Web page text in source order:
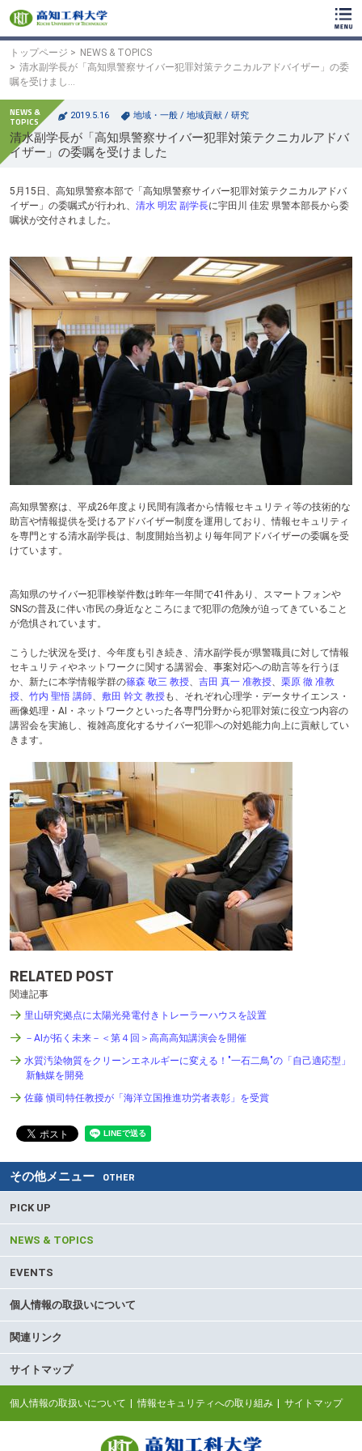
ッ
テ
ン
トップページ
NEWS & TOPICS
清水副学長が「高知県警察サイバー犯罪対策テクニカルアドバイザー」の委
嘱を受けまし…
2019.5.16 地域・一般 / 地域貢献 / 研究
清水副学長が「高知県警察サイバー犯罪対策テクニカルアドバ
イザー」の委嘱を受けました
5月15日、高知県警察本部で「高知県警察サイバー犯罪対策テクニカルアドバ
イザー」の委嘱式が行われ、 清水 明宏 副学長に宇田川 佳宏 県警本部長から委
嘱状が交付されました。
高知県警察は、平成26年度より民間有識者から情報セキュリティ等の技術的な
助言や情報提供を受けるアドバイザー制度を運用しており、情報セキュリティ
を専門とする清水副学長は、制度開始当初より毎年同アドバイザーの委嘱を受
けています。
高知県のサイバー犯罪検挙件数は昨年一年間で41件あり、スマートフォンや
SNSの普及に伴い市民の身近なところにまで犯罪の危険が迫ってきていること
が危惧されています。
こうした状況を受け、今年度も引き続き、清水副学長が県警職員に対して情報
セキュリティやネットワークに関する講習会、事案対応への助言等を行うほ
か、新たに本学情報学群の篠森 敬三 教授、 吉田 真一 准教授、 栗原 徹 准教
授、 竹内 聖悟 講師、 敷田 幹文 教授も、それぞれ心理学・データサイエンス・
画像処理・AI・ネットワークといった各専門分野から犯罪対策に役立つ内容の
講習会を実施し、複雑高度化するサイバー犯罪への対処能力向上に貢献してい
きます。
RELATED POST
関連記事
里山研究拠点に太陽光発電付きトレーラーハウスを設置
－AIが拓く未来－＜第４回＞高高高知講演会を開催
水質汚染物質をクリーンエネルギーに変える！"一石二鳥"の「自己適応型」
新触媒を開発
佐藤 愼司特任教授が「海洋立国推進功労者表彰」を受賞
その他メニュー OTHER
PICK UP
NEWS & TOPICS
EVENTS
個人情報の取扱いについて
関連リンク
サイトマップ
個人情報の取扱いについて 情報セキュリティへの取り組み サイトマップ